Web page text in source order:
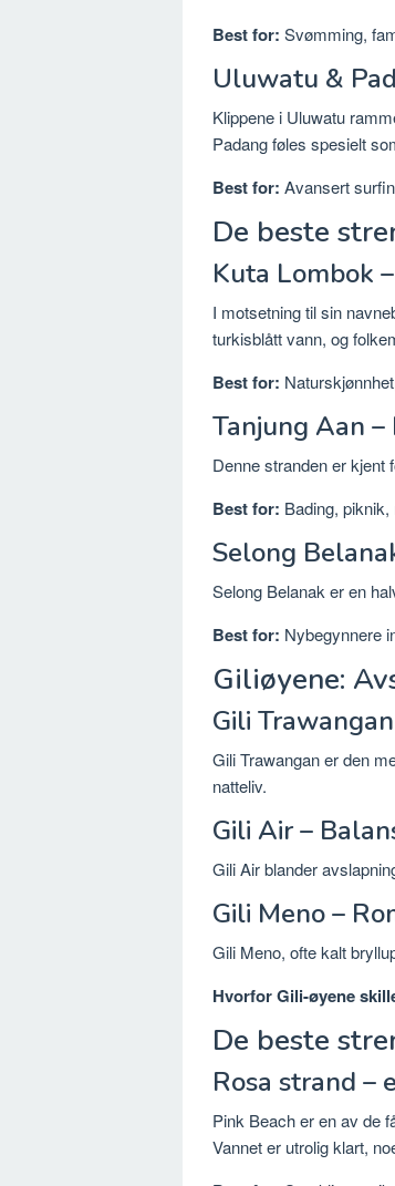
Best for: Svømming,
Uluwatu &
Klippene i Uluwatu
Padang føles spesielt
Best for: Avansert
De beste
Kuta Lombok
I motsetning til sin
turkisblått vann, og
Best for:
Tanjung Aan
Denne stranden er kjent
Best for: Bading, piknik,
Selong
Selong Belanak er en
Best for: Nybegynnere
Giliøyene:
Gili
Gili Trawangan er den
natteliv.
Gili Air –
Gili Air blander
Gili Meno –
Gili Meno, ofte kalt
Hvorfor Gili-øyene
De beste
Rosa strand –
Pink Beach er en av de
Vannet er utrolig klart,